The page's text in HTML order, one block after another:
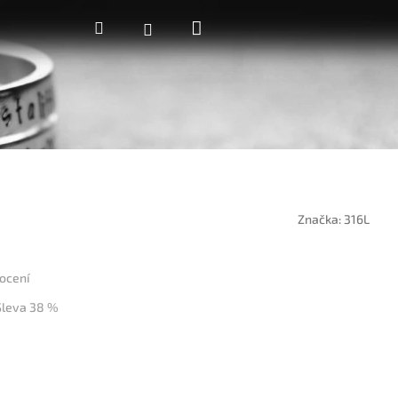
HledatPřihlášeníNákupní
košík
Značka: 316L
38 %